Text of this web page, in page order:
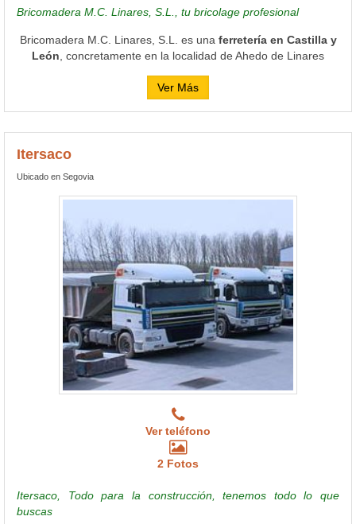
Bricomadera M.C. Linares, S.L., tu bricolage profesional
Bricomadera M.C. Linares, S.L. es una ferretería en Castilla y
León , concretamente en la localidad de Ahedo de Linares
Ver Más
Itersaco
Ubicado en Segovia
Ver teléfono
2 Fotos
Itersaco, Todo para la construcción, tenemos todo lo que
buscas